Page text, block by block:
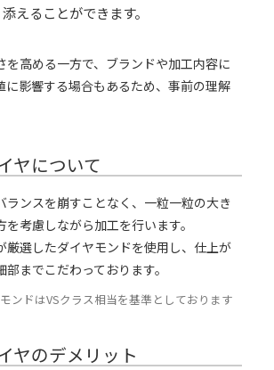
添えることができます。
を高める一方で、ブランドや加工内容に
に影響する場合もあるため、事前の理解
ヤについて
ランスを崩すことなく、一粒一粒の大き
を考慮しながら加工を行います。
厳選したダイヤモンドを使用し、仕上が
部までこだわっております。
ンドはVSクラス相当を基準としております
ヤのデメリット